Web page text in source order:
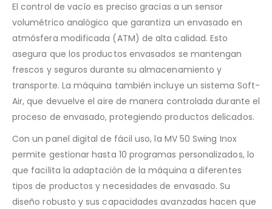
El control de vacío es preciso gracias a un sensor
volumétrico analógico que garantiza un envasado en
atmósfera modificada (ATM) de alta calidad. Esto
asegura que los productos envasados se mantengan
frescos y seguros durante su almacenamiento y
transporte. La máquina también incluye un sistema Soft-
Air, que devuelve el aire de manera controlada durante el
proceso de envasado, protegiendo productos delicados.
Con un panel digital de fácil uso, la MV 50 Swing Inox
permite gestionar hasta 10 programas personalizados, lo
que facilita la adaptación de la máquina a diferentes
tipos de productos y necesidades de envasado. Su
diseño robusto y sus capacidades avanzadas hacen que